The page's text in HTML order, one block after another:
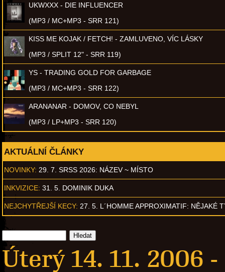
UKWXXX - DIE INFLUENCER
(MP3 / MC+MP3 - SRR 121)
KISS ME KOJAK / FETCH! - ZAMLUVENO, VÍC LÁSKY
(MP3 / SPLIT 12" - SRR 119)
YS - TRADING GOLD FOR GARBAGE
(MP3 / MC+MP3 - SRR 122)
ARANANAR - DOMOV, CO NEBYL
(MP3 / LP+MP3 - SRR 120)
AKTUÁLNÍ ČLÁNKY
NOVINKY: 29. 7. SRSS 2026: NÁZEV ~ MÍSTO
INKVIZICE: 31. 5. DOMINIK DUKA
NEJCHYTŘEJŠÍ KECY: 27. 5. L´HOMME APPROXIMATIF: NĚJAKÉ
Úterý 14. 11. 2006 -